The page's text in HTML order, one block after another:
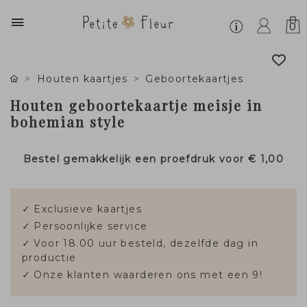
0
Houten kaartjes Geboortekaartjes
Houten geboortekaartje meisje in
bohemian style
Bestel gemakkelijk een proefdruk voor € 1,00
✓ Exclusieve kaartjes
✓ Persoonlijke service
✓ Voor 18.00 uur besteld, dezelfde dag in
productie
✓ Onze klanten waarderen ons met een 9!